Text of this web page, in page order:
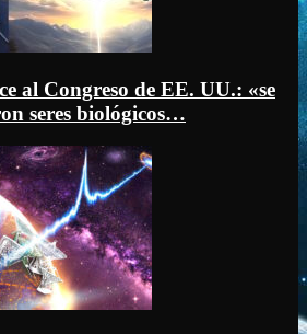
al Congreso de EE. UU.: «se
seres biológicos…